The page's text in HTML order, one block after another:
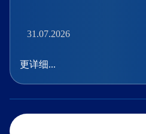
31.07.2026
更详细...